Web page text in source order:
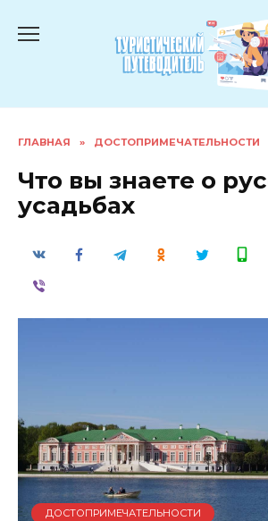
ГЛАВНАЯ » ДОСТОПРИМЕЧАТЕЛЬНОСТИ
Что вы знаете о
усадьбах
ДОСТОПРИМЕЧАТЕЛЬНОСТИ